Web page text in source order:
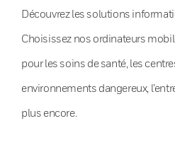
Découvrez les solutions
Choisissez nos ordinateurs
pour les soins de santé, les
environnements dangereux,
plus encore.